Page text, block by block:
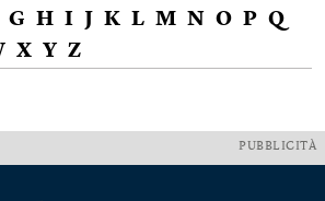
G H I J K L M N O P Q
X Y Z
PUBBLICITÀ